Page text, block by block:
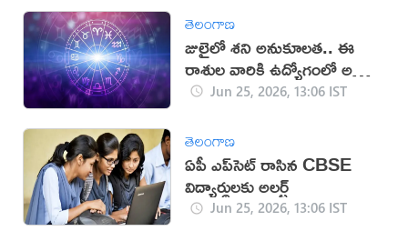
తెలంగాణ
జులైలో శని అనుకూలత.. ఈ
రాశుల వారికి ఉద్యోగంలో అద్భుత
అవకాశాలు!
Jun 25, 2026, 13:06 IST
తెలంగాణ
ఏపీ ఎప్‌సెట్‌ రాసిన CBSE
విద్యార్థులకు అలర్ట్
Jun 25, 2026, 13:06 IST